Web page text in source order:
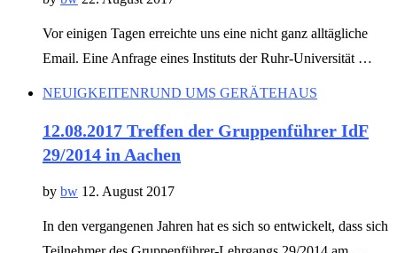
Vor einigen Tagen erreichte uns eine nicht ganz alltägliche
Email. Eine Anfrage eines Instituts der Ruhr-Universität …
NEUIGKEITENRUND UMS GERÄTEHAUS
12.08.2017 Treffen der Gruppenführer IdF
29/2014 in Aachen
by bw 12. August 2017
In den vergangenen Jahren hat es sich so entwickelt, dass sich